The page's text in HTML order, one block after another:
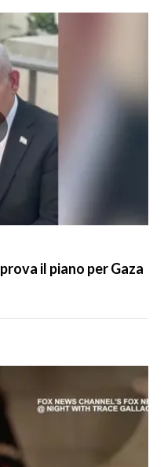
il piano per Gaza